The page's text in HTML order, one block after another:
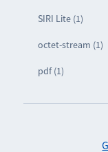
SIRI Lite (1)
octet-stream (1)
pdf (1)